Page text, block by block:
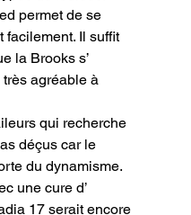
permet de se
facilement. Il suffit
la Brooks s’
agréable à
qui recherche
déçus car le
du dynamisme.
une cure d’
17 serait encore